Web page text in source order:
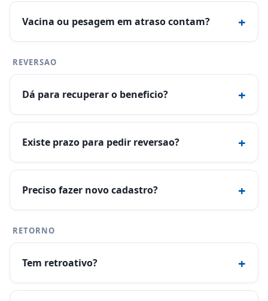
Vacina ou pesagem em atraso contam? +
REVERSAO
Dá para recuperar o beneficio? +
Existe prazo para pedir reversao? +
Preciso fazer novo cadastro? +
RETORNO
Tem retroativo? +